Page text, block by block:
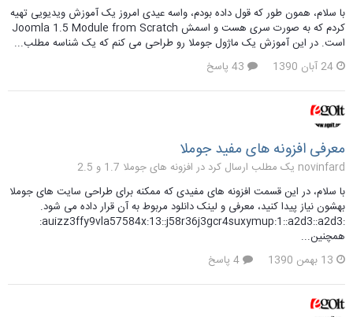
با سلام، همون طور که قول داده بودم، واسه عیدی امروز یک آموزش ویدیویی تهیه
کردم که به صورت سری هست و اسمش Joomla 1.5 Module from Scratch
است. در این آموزش یک ماژول جوملا رو طراحی می کنم که یک شناسه مطلب...
24 آبان 1390
معرفی افزونه های مفید جوملا
novinfard یک مطلب ارسال کرد در
افزونه های جوملا 1.7 و 2.5
با سلام، در این قسمت افزونه های مفیدی که ممکنه برای طراحی سایت های جوملا
بهشون نیاز پیدا کنید، معرفی و لینک دانلود مربوط به آن قرار داده می شود.
:auizz3ffy9vla57584x:13::j58r36j3gcr4suxymup:1::a2d3::a2d3:
همچنین...
13 بهمن 1390